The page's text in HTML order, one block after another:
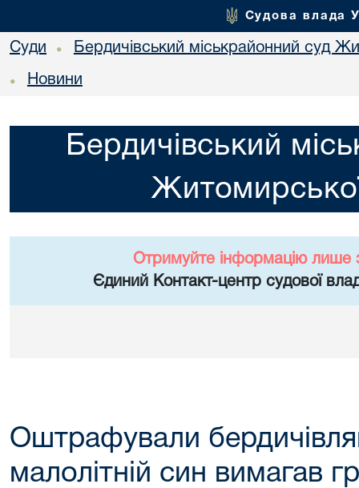
Судова влада
Суди • Бердичівський міськрайонний суд
• Новини
Бердичівський
Отримуйте інформацію лише
Єдиний Контакт-центр судової
Оштрафували
малолітній син вимагав